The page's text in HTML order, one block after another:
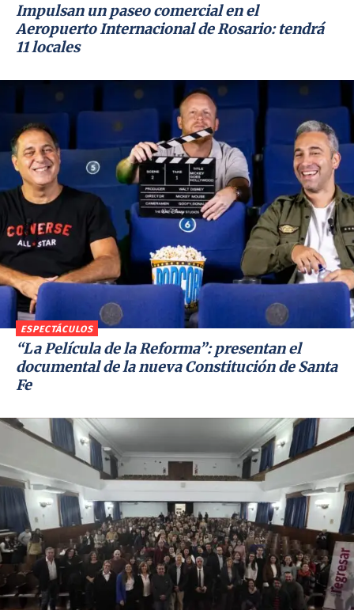
Impulsan un paseo comercial en el
Aeropuerto Internacional de Rosario: tendrá
11 locales
ESPECTÁCULOS
“La Película de la Reforma”: presentan el
documental de la nueva Constitución de Santa
Fe